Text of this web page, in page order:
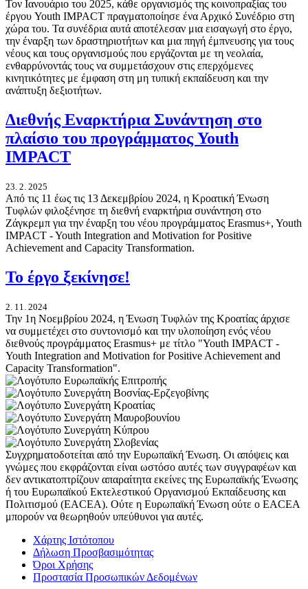
Τον Ιανουάριο του 2025, κάθε οργανισμός της κοινοπραξίας του
έργου Youth IMPACT πραγματοποίησε ένα Αρχικό Συνέδριο στη
χώρα του. Τα συνέδρια αυτά αποτέλεσαν μια εισαγωγή στο έργο,
την έναρξη των δραστηριοτήτων και μια πηγή έμπνευσης για τους
νέους και τους οργανισμούς που εργάζονται με τη νεολαία,
ενθαρρύνοντάς τους να συμμετάσχουν στις επερχόμενες
κινητικότητες με έμφαση στη μη τυπική εκπαίδευση και την
ανάπτυξη δεξιοτήτων.
Διεθνής Εναρκτήρια Συνάντηση στο
πλαίσιο του προγράμματος Youth
IMPACT
23. 2. 2025
Από τις 11 έως τις 13 Δεκεμβρίου 2024, η Κροατική Ένωση
Τυφλών φιλοξένησε τη διεθνή εναρκτήρια συνάντηση στο
Ζάγκρεμπ για την έναρξη του νέου προγράμματος Erasmus+, Youth
IMPACT - Youth Integration and Motivation for Positive
Achievement and Capacity Transformation.
Το έργο ξεκίνησε!
2. 11. 2024
Την 1η Νοεμβρίου 2024, η Ένωση Τυφλών της Κροατίας άρχισε
να συμμετέχει στο συντονισμό και την υλοποίηση ενός νέου
διεθνούς προγράμματος Erasmus+ με τίτλο "Youth IMPACT -
Youth Integration and Motivation for Positive Achievement and
Capacity Transformation".
Συγχρηματοδοτείται από την Ευρωπαϊκή Ένωση. Οι απόψεις και
γνώμες που εκφράζονται είναι ωστόσο αυτές των συγγραφέων και
δεν αντικατοπτρίζουν απαραίτητα εκείνες της Ευρωπαϊκής Ένωσης
ή του Ευρωπαϊκού Εκτελεστικού Οργανισμού Εκπαίδευσης και
Πολιτισμού (EACEA). Ούτε η Ευρωπαϊκή Ένωση ούτε ο EACEA
μπορούν να θεωρηθούν υπεύθυνοι για αυτές.
Χάρτης Ιστότοπου
Δήλωση Προσβασιμότητας
Όροι Χρήσης
Προστασία Προσωπικών Δεδομένων